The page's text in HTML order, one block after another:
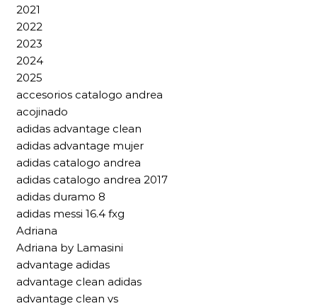
2021
2022
2023
2024
2025
accesorios catalogo andrea
acojinado
adidas advantage clean
adidas advantage mujer
adidas catalogo andrea
adidas catalogo andrea 2017
adidas duramo 8
adidas messi 16.4 fxg
Adriana
Adriana by Lamasini
advantage adidas
advantage clean adidas
advantage clean vs